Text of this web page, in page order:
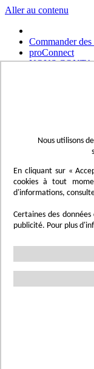
Nous utilisons
En cliquant sur «
cookies à tout
d'informations,
Certaines des
publicité. Pour plus
Aller au contenu
Commander
proConnect
NOUS
International
Italiano
Nederlands
Deutsch
Affichage navigation
Menu
Inspirez-vous